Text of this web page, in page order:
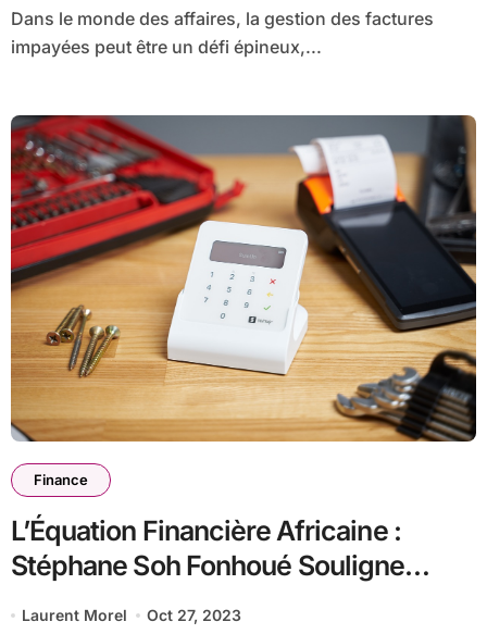
Dans le monde des affaires, la gestion des factures
impayées peut être un défi épineux,...
Finance
L’Équation Financière Africaine :
Stéphane Soh Fonhoué Souligne
l’Urgence de la Mobilisation des
Laurent Morel Oct 27, 2023